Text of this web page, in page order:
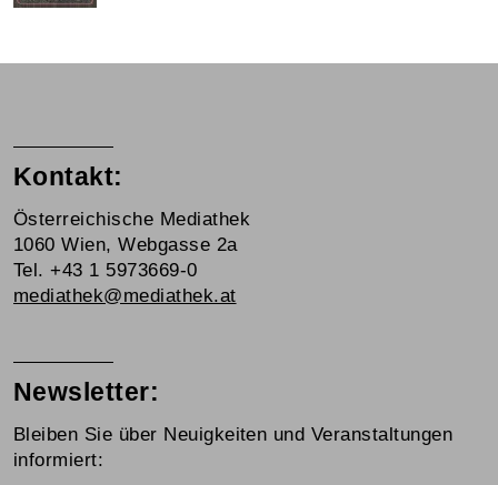
Kontakt:
Österreichische Mediathek
1060 Wien, Webgasse 2a
Tel. +43 1 5973669-0
mediathek@mediathek.at
Newsletter:
Bleiben Sie über Neuigkeiten und Veranstaltungen
informiert: